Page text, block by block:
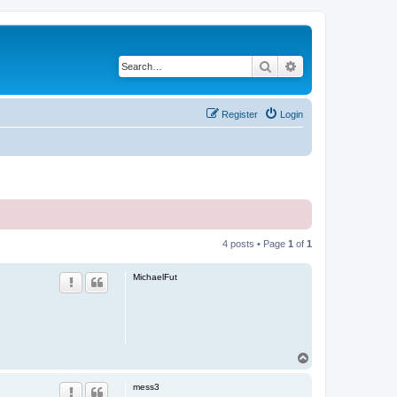
Search
Login
Register
4 posts • Page 1 of 1
MichaelFut
mess3